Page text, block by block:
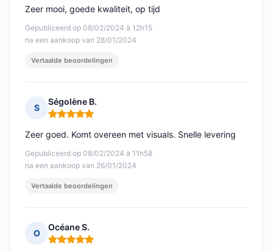
Gepubliceerd op 08/02/2024 à 12h15
na een aankoop van 28/01/2024
Zeer mooi, goede kwaliteit, op tijd
Vertaalde beoordelingen
S
Ségolène B.
Opmerking: 5 van 5
Gepubliceerd op 08/02/2024 à 11h58
na een aankoop van 26/01/2024
Zeer goed. Komt overeen met visuals. Snelle levering
Vertaalde beoordelingen
O
Océane S.
Opmerking: 5 van 5